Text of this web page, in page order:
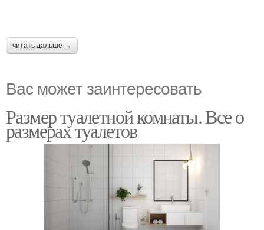
читать дальше →
Вас может заинтересовать
Размер туалетной комнаты. Все о
размерах туалетов